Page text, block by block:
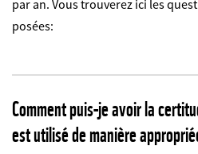
par an. Vous trouverez ici les
posées:
Comment puis-je avoir la
est utilisé de manière